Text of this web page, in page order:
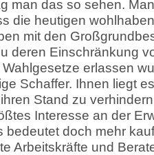
man das so sehen.
die heutigen
mit den
deren Einschränkung
erlassen
Schaffer. Ihnen liegt
Stand zu
Interesse an der
bedeutet doch mehr
Arbeitskräfte und